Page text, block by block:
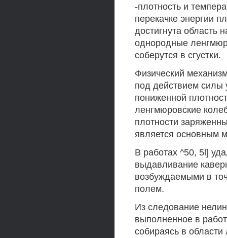
-плотность и
перекачке энергии
достигнута область
однородные
соберутся в сгустки.
Физический
под действием силы
пониженной
ленгмюровские
плотности
является основным
В работах ^50, 5l]
выдавливание
возбуждаемыми в
полем.
Из следование
выполненное в
собираясь в